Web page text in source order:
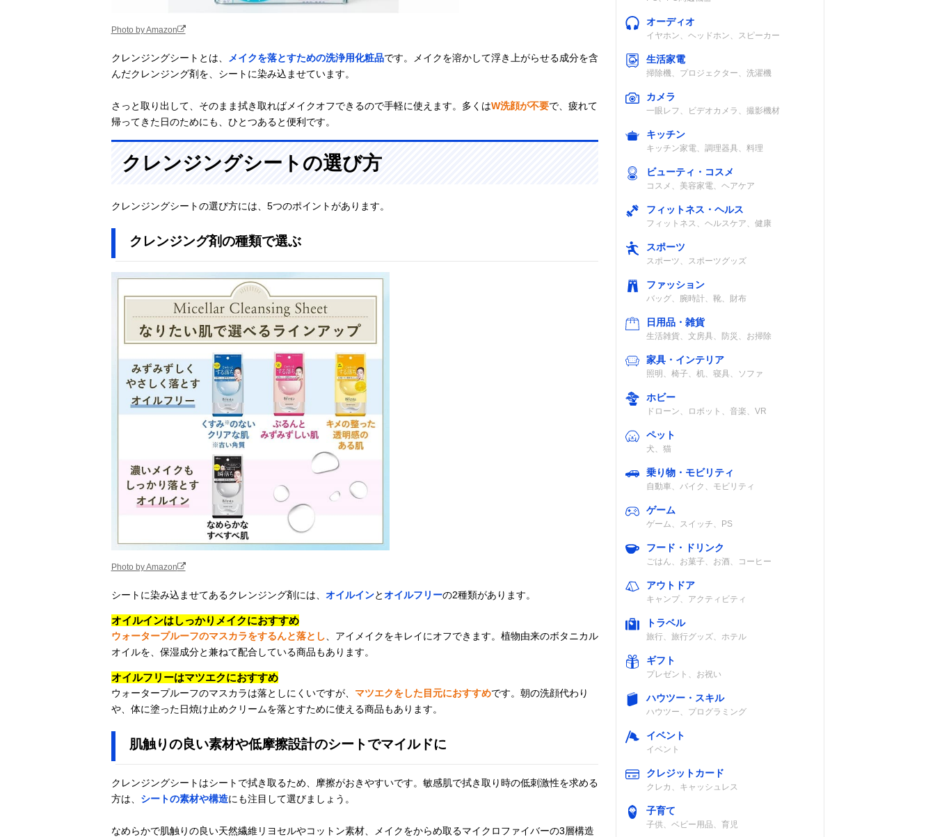
Photo by Amazon
クレンジングシートとは、 メイクを落とすための洗浄用化粧品です。メイクを溶かして浮き上がらせる成分を含
んだクレンジング剤を、シートに染み込ませています。
さっと取り出して、そのまま拭き取ればメイクオフできるので手軽に使えます。多くはW洗顔が不要で、疲れて
帰ってきた日のためにも、ひとつあると便利です。
クレンジングシートの選び方
クレンジングシートの選び方には、5つのポイントがあります。
クレンジング剤の種類で選ぶ
Photo by Amazon
シートに染み込ませてあるクレンジング剤には、 オイルインとオイルフリーの2種類があります。
オイルインはしっかりメイクにおすすめ
ウォータープルーフのマスカラをするんと落とし 、アイメイクをキレイにオフできます。植物由来のボタニカル
オイルを、保湿成分と兼ねて配合している商品もあります。
オイルフリーはマツエクにおすすめ
ウォータープルーフのマスカラは落としにくいですが、 マツエクをした目元におすすめです。朝の洗顔代わり
や、体に塗った日焼け止めクリームを落とすために使える商品もあります。
肌触りの良い素材や低摩擦設計のシートでマイルドに
クレンジングシートはシートで拭き取るため、摩擦がおきやすいです。敏感肌で拭き取り時の低刺激性を求める
方は、 シートの素材や構造にも注目して選びましょう。
なめらかで肌触りの良い天然繊維リヨセルやコットン素材、メイクをからめ取るマイクロファイバーの3層構造
オーディオ
イヤホン、ヘッドホン、スピーカー
生活家電
掃除機、プロジェクター、洗濯機
カメラ
一眼レフ、ビデオカメラ、撮影機材
キッチン
キッチン家電、調理器具、料理
ビューティ・コスメ
コスメ、美容家電、ヘアケア
フィットネス・ヘルス
フィットネス、ヘルスケア、健康
スポーツ
スポーツ、スポーツグッズ
ファッション
バッグ、腕時計、靴、財布
日用品・雑貨
生活雑貨、文房具、防災、お掃除
家具・インテリア
照明、椅子、机、寝具、ソファ
ホビー
ドローン、ロボット、音楽、VR
ペット
犬、猫
乗り物・モビリティ
自動車、バイク、モビリティ
ゲーム
ゲーム、スイッチ、PS
フード・ドリンク
ごはん、お菓子、お酒、コーヒー
アウトドア
キャンプ、アクティビティ
トラベル
旅行、旅行グッズ、ホテル
ギフト
プレゼント、お祝い
ハウツー・スキル
ハウツー、プログラミング
イベント
イベント
クレジットカード
クレカ、キャッシュレス
子育て
子供、ベビー用品、育児